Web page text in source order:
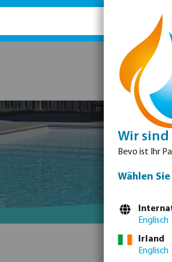
Wir sind
Bevo ist Ihr
Wählen
Englisch
Irland
Englisch